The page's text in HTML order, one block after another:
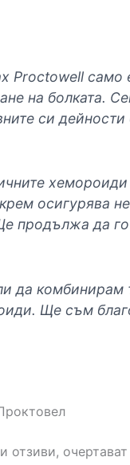
Proctowell
на болката.
си
осигурява
продължа да
да комбинирам
Ще съм
отзиви,